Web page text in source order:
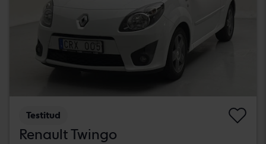
Testitud
Renault Twingo